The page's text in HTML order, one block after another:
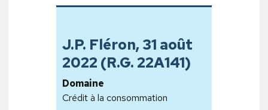
J.P. Fléron, 31 août
2022 (R.G. 22A141)
Domaine
Crédit à la consommation